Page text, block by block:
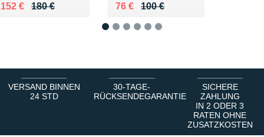
180 €
Au lieu de 180 €
152 €
Vendu 152 € 100 €
Au lieu de 100 €
76 €
Vendu 76 €
VERSAND BINNEN
24 STD
30-TAGE-
RÜCKSENDEGARANTIE
SICHERE
ZAHLUNG
IN 2 ODER 3
RATEN OHNE
ZUSATZKOSTEN